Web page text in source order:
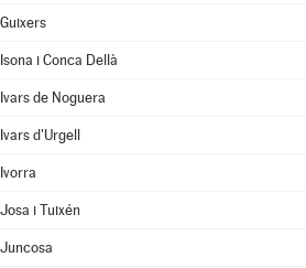
Guixers
Isona i Conca Dellà
Ivars de Noguera
Ivars d'Urgell
Ivorra
Josa i Tuixén
Juncosa